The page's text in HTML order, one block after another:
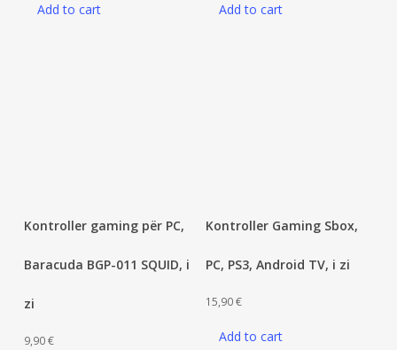
Add to cart Add to cart
Kontroller gaming për PC,
Baracuda BGP-011 SQUID, i
zi
9,90€ Add to cart
Kontroller Gaming Sbox,
PC, PS3, Android TV, i zi
15,90€